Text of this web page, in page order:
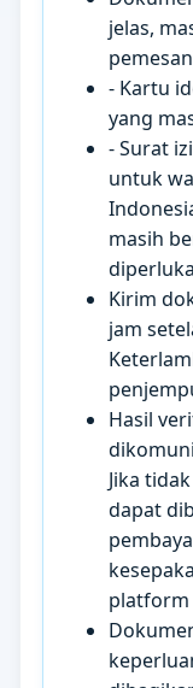
jelas,
- Kartu
yang
- Surat
untuk
masih
Kirim
jam
Hasil
Jika
dapat
platform